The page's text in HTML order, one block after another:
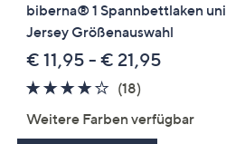
biberna® 1 Spannbettlaken uni
Jersey Größenauswahl
€ 11,95 - € 21,95
4.2
(18)18
Weitere Farben verfügbar